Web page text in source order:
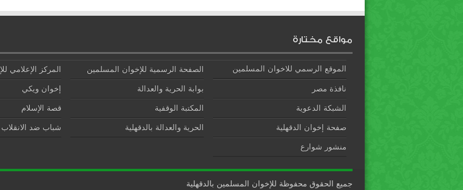
مواقع مختارة
الموقع الرسمي للاخوان المسلمين الصفحة الرسمية للإخوان المسلمين المركز الإعلامي
نافذة مصر بوابة الحرية والعدالة إخوان ويكي
الشبكة الدعوية المكتبة الوقفية قصة الإسلام
صفحة إخوان الدقهلية الحرية والعدالة بالدقهلية شباب ضد الانقلاب
منشور شوارع
جميع الحقوق محفوظة للإخوان المسلمين بالدقهلية